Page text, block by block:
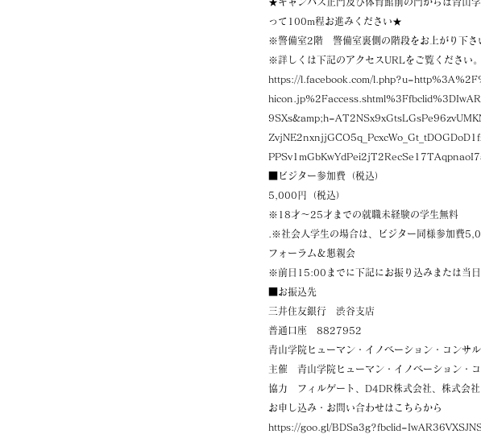
って100m程お進みください★
※警備室2階 警備室裏側の階段をお上がり下
※詳しくは下記のアクセスURLをご覧ください
https://l.facebook.com/
■ビジター参加費（税込）
5,000円（税込）
※18才～25才までの就職未経験の学生無料
.※社会人学生の場合は、ビジター同様参加費
フォーラム＆懇親会
※前日15:00までに下記にお振り込みまたは当日
■お振込先
三井住友銀行 渋谷支店
普通口座 8827952
青山学院ヒューマン・イノベーション・コンサ
主催 青山学院ヒューマン・イノベーション・
協力 フィルゲート、D4DR株式会社、株式会社
お申し込み・お問い合わせはこちらから
https://goo.gl/